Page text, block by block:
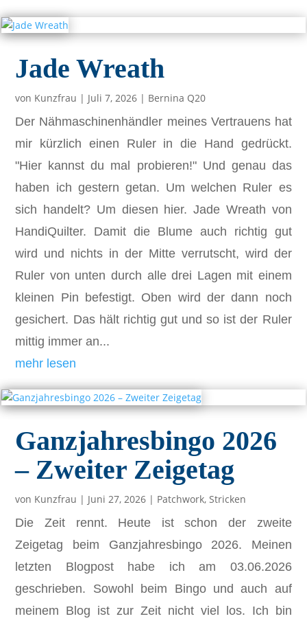
Jade Wreath
von Kunzfrau | Juli 7, 2026 | Bernina Q20
Der Nähmaschinenhändler meines Vertrauens hat
mir kürzlich einen Ruler in die Hand gedrückt.
"Hier kannst du mal probieren!" Und genau das
haben ich gestern getan. Um welchen Ruler es
sich handelt? Um diesen hier. Jade Wreath von
HandiQuilter. Damit die Blume auch richtig gut
wird und nichts in der Mitte verrutscht, wird der
Ruler von unten durch alle drei Lagen mit einem
kleinen Pin befestigt. Oben wird der dann noch
gesichert. Das hält richtig gut und so ist der Ruler
mittig immer an...
mehr lesen
Ganzjahresbingo 2026
– Zweiter Zeigetag
von Kunzfrau | Juni 27, 2026 | Patchwork,Stricken
Die Zeit rennt. Heute ist schon der zweite
Zeigetag beim Ganzjahresbingo 2026. Meinen
letzten Blogpost habe ich am 03.06.2026
geschrieben. Sowohl beim Bingo und auch auf
meinem Blog ist zur Zeit nicht viel los. Ich bin